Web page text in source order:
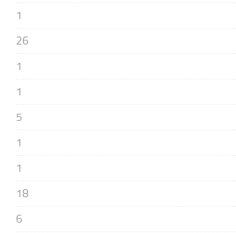
1
26
1
1
5
1
1
18
6